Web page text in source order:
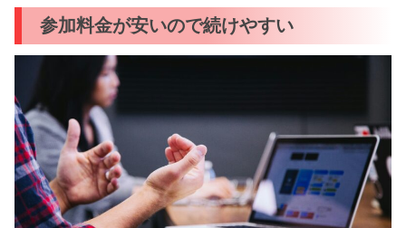
参加料金が安いので続けやすい